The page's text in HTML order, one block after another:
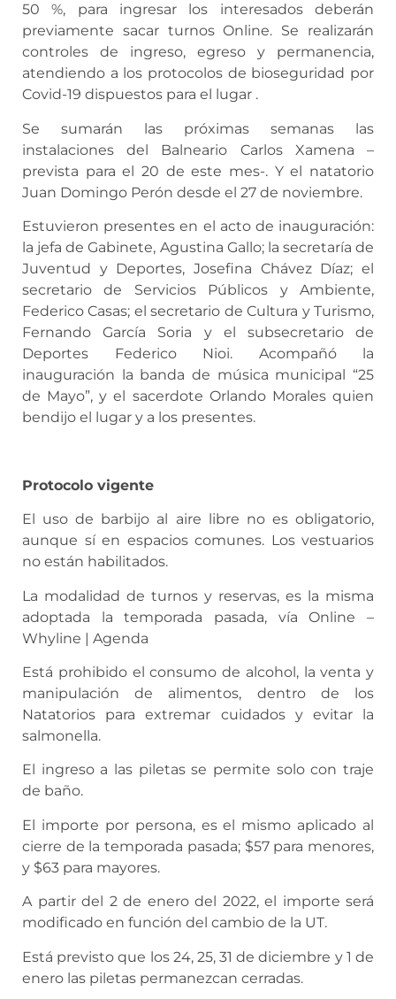
50 %, para ingresar los interesados deberán
previamente sacar turnos Online. Se realizarán
controles de ingreso, egreso y permanencia,
atendiendo a los protocolos de bioseguridad por
Covid-19 dispuestos para el lugar .
Se sumarán las próximas semanas las
instalaciones del Balneario Carlos Xamena –
prevista para el 20 de este mes-. Y el natatorio
Juan Domingo Perón desde el 27 de noviembre.
Estuvieron presentes en el acto de inauguración:
la jefa de Gabinete, Agustina Gallo; la secretaría de
Juventud y Deportes, Josefina Chávez Díaz; el
secretario de Servicios Públicos y Ambiente,
Federico Casas; el secretario de Cultura y Turismo,
Fernando García Soria y el subsecretario de
Deportes Federico Nioi. Acompañó la
inauguración la banda de música municipal “25
de Mayo”, y el sacerdote Orlando Morales quien
bendijo el lugar y a los presentes.
Protocolo vigente
El uso de barbijo al aire libre no es obligatorio,
aunque sí en espacios comunes. Los vestuarios
no están habilitados.
La modalidad de turnos y reservas, es la misma
adoptada la temporada pasada, vía Online –
Whyline | Agenda
Está prohibido el consumo de alcohol, la venta y
manipulación de alimentos, dentro de los
Natatorios para extremar cuidados y evitar la
salmonella.
El ingreso a las piletas se permite solo con traje
de baño.
El importe por persona, es el mismo aplicado al
cierre de la temporada pasada; $57 para menores,
y $63 para mayores.
A partir del 2 de enero del 2022, el importe será
modificado en función del cambio de la UT.
Está previsto que los 24, 25, 31 de diciembre y 1 de
enero las piletas permanezcan cerradas.